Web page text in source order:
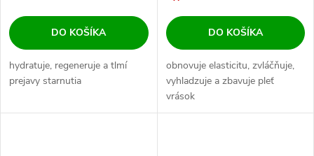
DO KOŠÍKA
hydratuje, regeneruje a tlmí
prejavy starnutia
DO KOŠÍKA
obnovuje elasticitu, zvláčňuje,
vyhladzuje a zbavuje pleť
vrások